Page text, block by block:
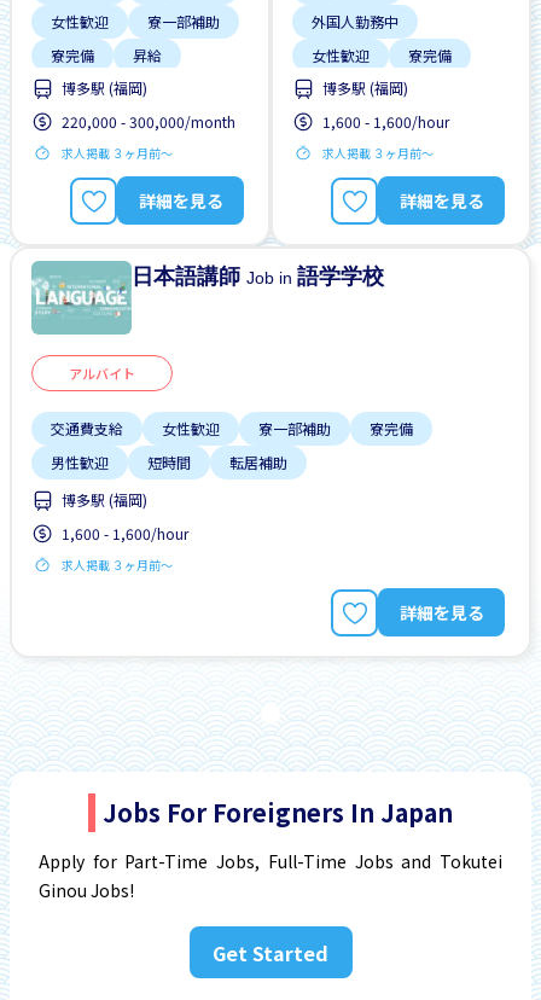
女性歓迎
寮一部補助
寮完備
昇給
男性歓迎
転居補助
博多駅 (福岡)
220,000 - 300,000/month
求人掲載 ３ヶ月前〜
詳細を見る
外国人勤務中
女性歓迎
寮完備
男性歓迎
博多駅 (福岡)
1,600 - 1,600/hour
求人掲載 ３ヶ月前〜
詳細を見る
日本語講師Job in語学学校
アルバイト
交通費支給 女性歓迎 寮一部補助
寮完備
男性歓迎
短時間
転居補助
博多駅 (福岡)
1,600 - 1,600/hour
求人掲載 ３ヶ月前〜
詳細を見る
Jobs For Foreigners In Japan
Apply for Part-Time Jobs, Full-Time Jobs and Tokutei
Ginou Jobs!
Get Started